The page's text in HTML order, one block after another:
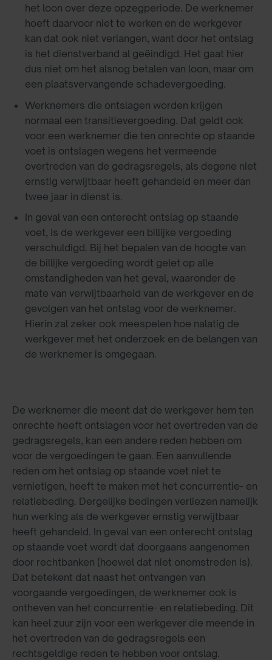
het loon over deze opzegperiode. De werknemer
hoeft daarvoor niet te werken en de werkgever
kan dat ook niet verlangen, want door het ontslag
is het dienstverband al geëindigd. Het gaat hier
dus niet om het alsnog betalen van loon, maar om
een plaatsvervangende schadevergoeding.
Werknemers die ontslagen worden krijgen
normaal een transitievergoeding. Dat geldt ook
voor een werknemer die ten onrechte op staande
voet is ontslagen wegens het vermeende
overtreden van de gedragsregels, als degene niet
ernstig verwijtbaar heeft gehandeld en meer dan
twee jaar in dienst is.
In geval van een onterecht ontslag op staande
voet, is de werkgever een billijke vergoeding
verschuldigd. Bij het bepalen van de hoogte van
de billijke vergoeding wordt gelet op alle
omstandigheden van het geval, waaronder de
mate van verwijtbaarheid van de werkgever en de
gevolgen van het ontslag voor de werknemer.
Hierin zal zeker ook meespelen hoe nalatig de
werkgever met het onderzoek en de belangen van
de werknemer is omgegaan.
De werknemer die meent dat de werkgever hem ten
onrechte heeft ontslagen voor het overtreden van de
gedragsregels, kan een andere reden hebben om
voor de vergoedingen te gaan. Een aanvullende
reden om het ontslag op staande voet niet te
vernietigen, heeft te maken met het concurrentie- en
relatiebeding. Dergelijke bedingen verliezen namelijk
hun werking als de werkgever ernstig verwijtbaar
heeft gehandeld. In geval van een onterecht ontslag
op staande voet wordt dat doorgaans aangenomen
door rechtbanken (hoewel dat niet onomstreden is).
Dat betekent dat naast het ontvangen van
voorgaande vergoedingen, de werknemer ook is
ontheven van het concurrentie- en relatiebeding. Dit
kan heel zuur zijn voor een werkgever die meende in
het overtreden van de gedragsregels een
rechtsgeldige reden te hebben voor ontslag.